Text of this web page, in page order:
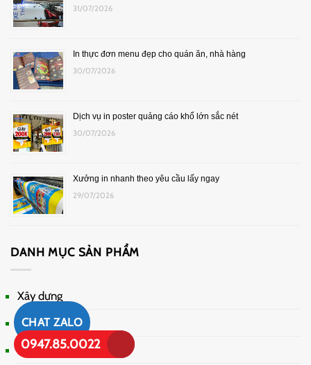
CHAT ZALO
0947.85.0022
31/07/2026
In thực đơn menu đẹp cho quán ăn, nhà hàng
30/07/2026
Dịch vụ in poster quảng cáo khổ lớn sắc nét
30/07/2026
Xưởng in nhanh theo yêu cầu lấy ngay
29/07/2026
DANH MỤC SẢN PHẨM
Xây dựng
Nội thất
Quảng cáo